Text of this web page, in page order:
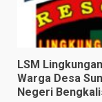
LSM
Warga Desa
Negeri